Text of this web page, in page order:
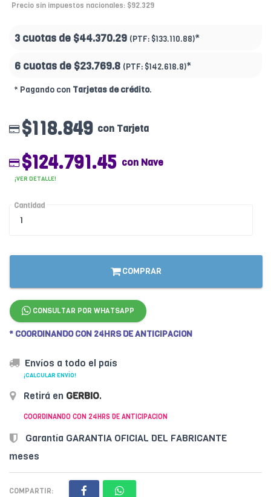
Precio sin impuestos nacionales: $92.329
3 cuotas de $44.370.29 (PTF: $133.110.88)*
6 cuotas de $23.769.8 (PTF: $142.618.8)*
* Pagando con Tarjetas de crédito.
$118.849 con Tarjeta
$124.791.45 con Nave
¡VER DETALLE!
Cantidad
COMPRAR
CONSULTAR POR WHATSAPP
* COORDINANDO CON 24HRS DE ANTICIPACION
Envíos a todo el país
¡CALCULAR ENVÍO!
Retirá en GERBIO.
COORDINANDO CON 24HRS DE ANTICIPACION
Garantía GARANTIA OFICIAL DEL FABRICANTE
meses
COMPARTIR: